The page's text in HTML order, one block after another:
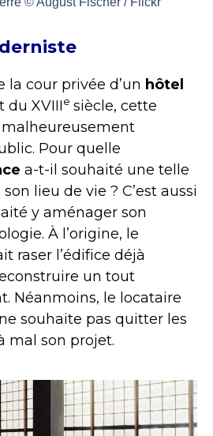
la cour privée d’un hôtel
du XVIIIe siècle, cette
Pour quelle
a-t-il souhaité une telle
lieu de vie ? C’est aussi
y aménager son
À l’origine, le
raser l’édifice déjà
un tout
Néanmoins, le locataire
souhaite pas quitter les
mal son projet.